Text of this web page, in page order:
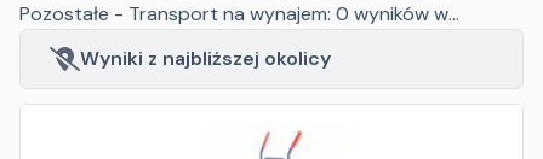
Pozostałe - Transport na wynajem: 0 wynikóww
Międzychodzie
Wyniki z najbliższej okolicy